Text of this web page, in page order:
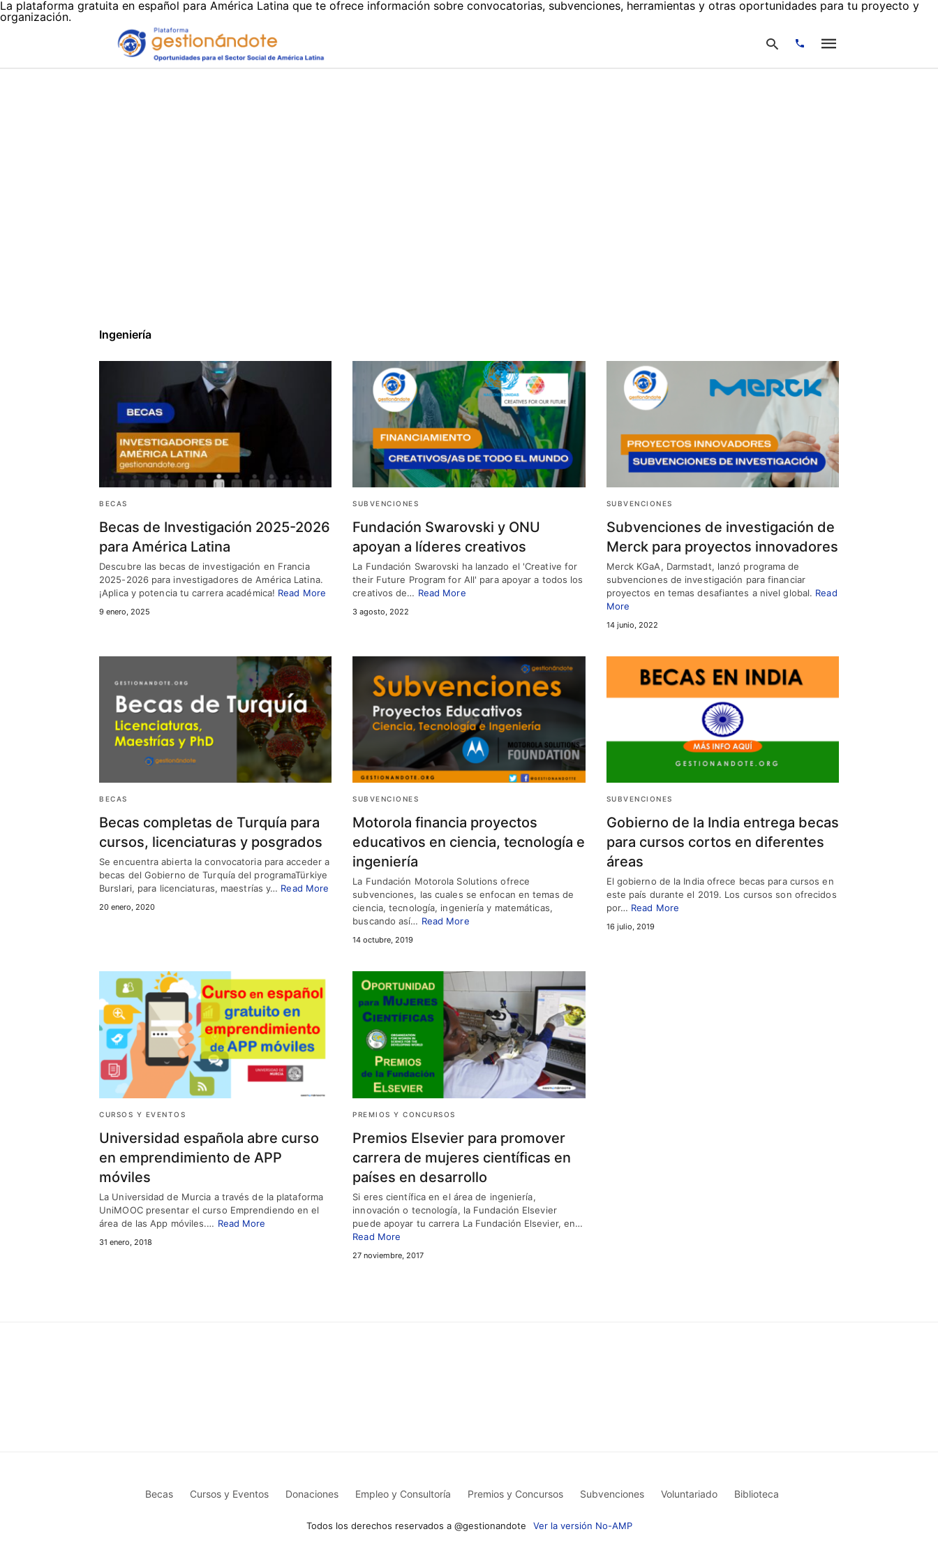
La plataforma gratuita en español para América Latina que te ofrece información sobre convocatorias, subvenciones, herramientas y otras oportunidades para tu proyecto y
organización.
Ingeniería
BECAS
Becas de Investigación 2025-2026
para América Latina
Descubre las becas de investigación en Francia
2025-2026 para investigadores de América Latina.
¡Aplica y potencia tu carrera académica! Read More
9 enero, 2025
SUBVENCIONES
Fundación Swarovski y ONU
apoyan a líderes creativos
La Fundación Swarovski ha lanzado el 'Creative for
their Future Program for All' para apoyar a todos los
creativos de… Read More
3 agosto, 2022
SUBVENCIONES
Subvenciones de investigación de
Merck para proyectos innovadores
Merck KGaA, Darmstadt, lanzó programa de
subvenciones de investigación para financiar
proyectos en temas desafiantes a nivel global. Read
More
14 junio, 2022
BECAS
Becas completas de Turquía para
cursos, licenciaturas y posgrados
Se encuentra abierta la convocatoria para acceder a
becas del Gobierno de Turquía del programaTürkiye
Burslari, para licenciaturas, maestrías y… Read More
20 enero, 2020
SUBVENCIONES
Motorola financia proyectos
educativos en ciencia, tecnología e
ingeniería
La Fundación Motorola Solutions ofrece
subvenciones, las cuales se enfocan en temas de
ciencia, tecnología, ingeniería y matemáticas,
buscando así… Read More
14 octubre, 2019
SUBVENCIONES
Gobierno de la India entrega becas
para cursos cortos en diferentes
áreas
El gobierno de la India ofrece becas para cursos en
este país durante el 2019. Los cursos son ofrecidos
por… Read More
16 julio, 2019
CURSOS Y EVENTOS
Universidad española abre curso
en emprendimiento de APP
móviles
La Universidad de Murcia a través de la plataforma
UniMOOC presentar el curso Emprendiendo en el
área de las App móviles.… Read More
31 enero, 2018
PREMIOS Y CONCURSOS
Premios Elsevier para promover
carrera de mujeres científicas en
países en desarrollo
Si eres científica en el área de ingeniería,
innovación o tecnología, la Fundación Elsevier
puede apoyar tu carrera La Fundación Elsevier, en…
Read More
27 noviembre, 2017
Becas Cursos y Eventos Donaciones Empleo y Consultoría Premios y Concursos Subvenciones Voluntariado Biblioteca
Todos los derechos reservados a @gestionandote Ver la versión No-AMP